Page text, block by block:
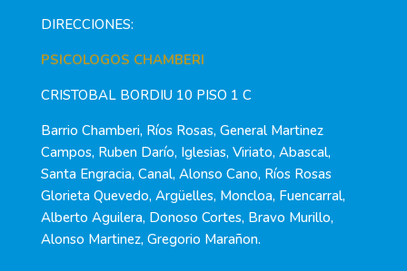
DIRECCIONES:
PSICOLOGOS CHAMBERI
CRISTOBAL BORDIU 10 PISO 1 C
Barrio Chamberi, Ríos Rosas, General Martinez
Campos, Ruben Darío, Iglesias, Viriato, Abascal,
Santa Engracia, Canal, Alonso Cano, Ríos Rosas
Glorieta Quevedo, Argüelles, Moncloa, Fuencarral,
Alberto Aguilera, Donoso Cortes, Bravo Murillo,
Alonso Martinez, Gregorio Marañon.